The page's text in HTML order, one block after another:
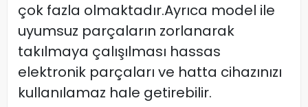
çok fazla olmaktadır.Ayrıca model ile
uyumsuz parçaların zorlanarak
takılmaya çalışılması hassas
elektronik parçaları ve hatta cihazınızı
kullanılamaz hale getirebilir.